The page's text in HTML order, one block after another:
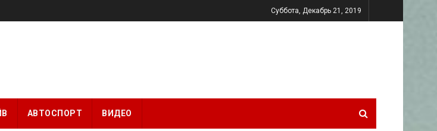
Суббота, Декабрь 21, 2019
АВТОСПОРТ ВИДЕО